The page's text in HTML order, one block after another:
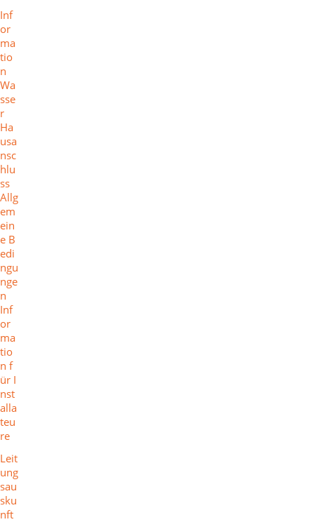
Inf
or
ma
tio
n
Wa
sse
r
Ha
usa
nsc
hlu
ss
Allg
em
ein
e B
edi
ngu
nge
n
Inf
or
ma
tio
n f
ür I
nst
alla
teu
re
Leit
ung
sau
sku
nft